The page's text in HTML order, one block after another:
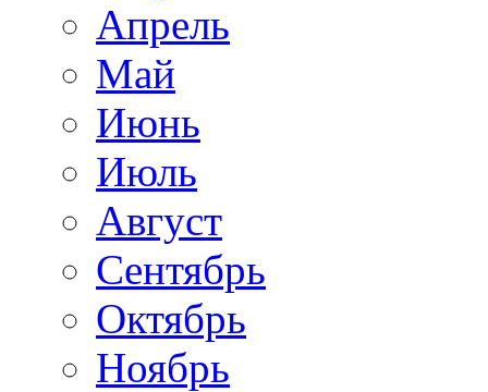
Апрель
Май
Июнь
Июль
Август
Сентябрь
Октябрь
Ноябрь